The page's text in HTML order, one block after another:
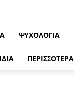
ΨΥΧΟΛΟΓΙΑ
ΠΕΡΙΣΣΟΤΕΡΑ